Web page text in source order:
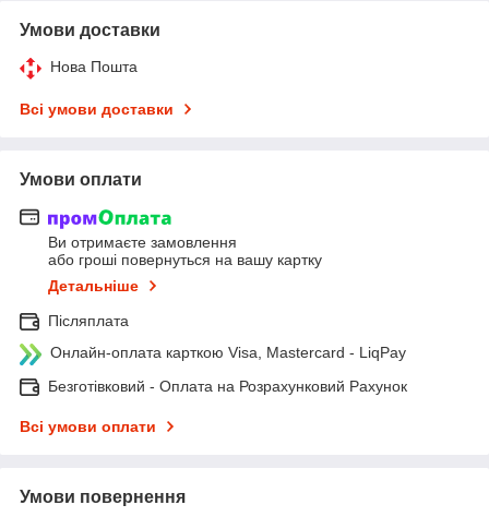
Умови доставки
Нова Пошта
Всі умови доставки
Умови оплати
Ви отримаєте замовлення
або гроші повернуться на вашу картку
Детальніше
Післяплата
Онлайн-оплата карткою Visa, Mastercard - LiqPay
Безготівковий - Оплата на Розрахунковий Рахунок
Всі умови оплати
Умови повернення